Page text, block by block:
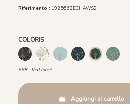
Riferimento : 1925668ECHAWSS
COLORIS
0037 GRIS ANTHRACITE
0038 BEIGE667 - Bleu clair
666 - Bleu foncé
668 - Vert669 -
668 - Vert foncé
Aggiungi al carrello